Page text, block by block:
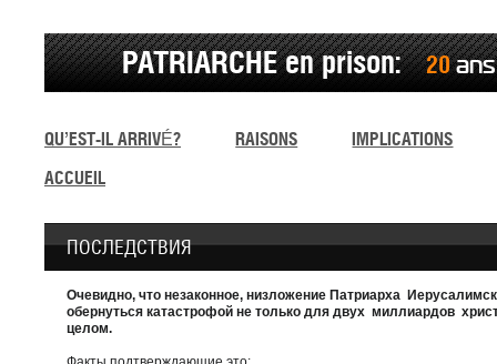
PATRIARCHE en prison: 20
QU’EST-IL ARRIVÉ? RAISONS
IMPLICATIONS
ACCUEIL
ПОСЛЕДСТВИЯ
Очевидно, что незаконное, низложение Патриарха
обернуться катастрофой не только для двух миллиардов
целом.
DE DISCUTER
nom
Mot de
passe:
ENREGISTREMENT